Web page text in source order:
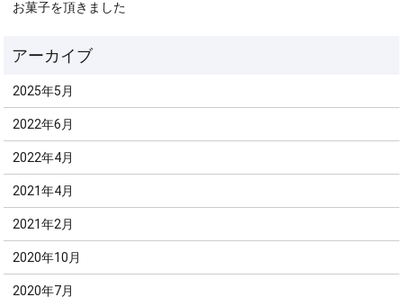
お菓子を頂きました
2025年5月
2022年6月
2022年4月
2021年4月
2021年2月
2020年10月
2020年7月